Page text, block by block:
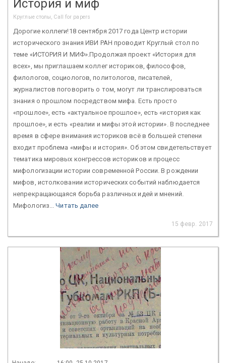
История и миф
Круглые столы, Call for papers
Дорогие коллеги!18 сентября 2017 года Центр истории
исторического знания ИВИ РАН проводит Круглый стол по
теме «ИСТОРИЯ И МИФ».Продолжая проект «История для
всех», мы приглашаем коллег историков, философов,
филологов, социологов, политологов, писателей,
журналистов поговорить о том, могут ли транслироваться
знания о прошлом посредством мифа. Есть просто
«прошлое», есть «актуальное прошлое», есть «история как
прошлое», и есть «реалии и мифы этой истории». В последнее
время в сфере внимания историков всё в большей степени
входит проблема «мифы и история». Об этом свидетельствует
тематика мировых конгрессов историков и процесс
мифологизации истории современной России. В рождении
мифов, истолковании исторических событий наблюдается
непрекращающаяся борьба различных идей и мнений.
Мифологиз...Читать далее
15 февр. 2017